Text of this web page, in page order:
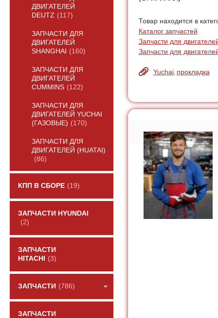
ДВИГАТЕЛЕЙ
DEUTZ (117)
ЗАПЧАСТИ ДЛЯ
ДВИГАТЕЛЕЙ
SHANGHAI (160)
ЗАПЧАСТИ ДЛЯ
ДВИГАТЕЛЕЙ
CUMMINS (122)
ЗАПЧАСТИ ДЛЯ
ДВИГАТЕЛЕЙ YUCHAI
(ГАЗОВЫЕ) (170)
ЗАПЧАСТИ ДЛЯ
ДВИГАТЕЛЕЙ (HUATAI)
(86)
КПП В СБОРЕ (19)
ЗАПЧАСТИ HYUNDAI
(2)
ЗАПЧАСТИ
HITACHI
(3)
ЗАПЧАСТИ (786)
ЗАПЧАСТИ
Товар находится в
Каталог запчастей
Запчасти для
Запчасти для
Yuchai, прокладка